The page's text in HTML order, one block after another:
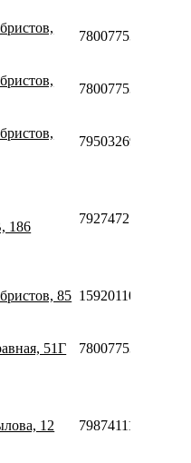
78007753553
78007753553
79503269970
186
79274721446
85 159201108783
51Г 78007753553
12 79874111223